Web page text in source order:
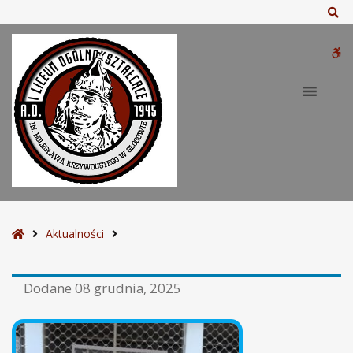
S
o
a
g
Aktualności
Dodane 08 grudnia, 2025